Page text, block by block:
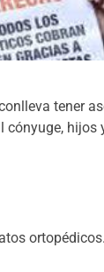
tener
ortopédicos.